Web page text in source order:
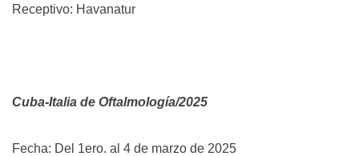
Receptivo: Havanatur
Cuba-Italia de Oftalmología/2025
Fecha: Del 1ero. al 4 de marzo de 2025